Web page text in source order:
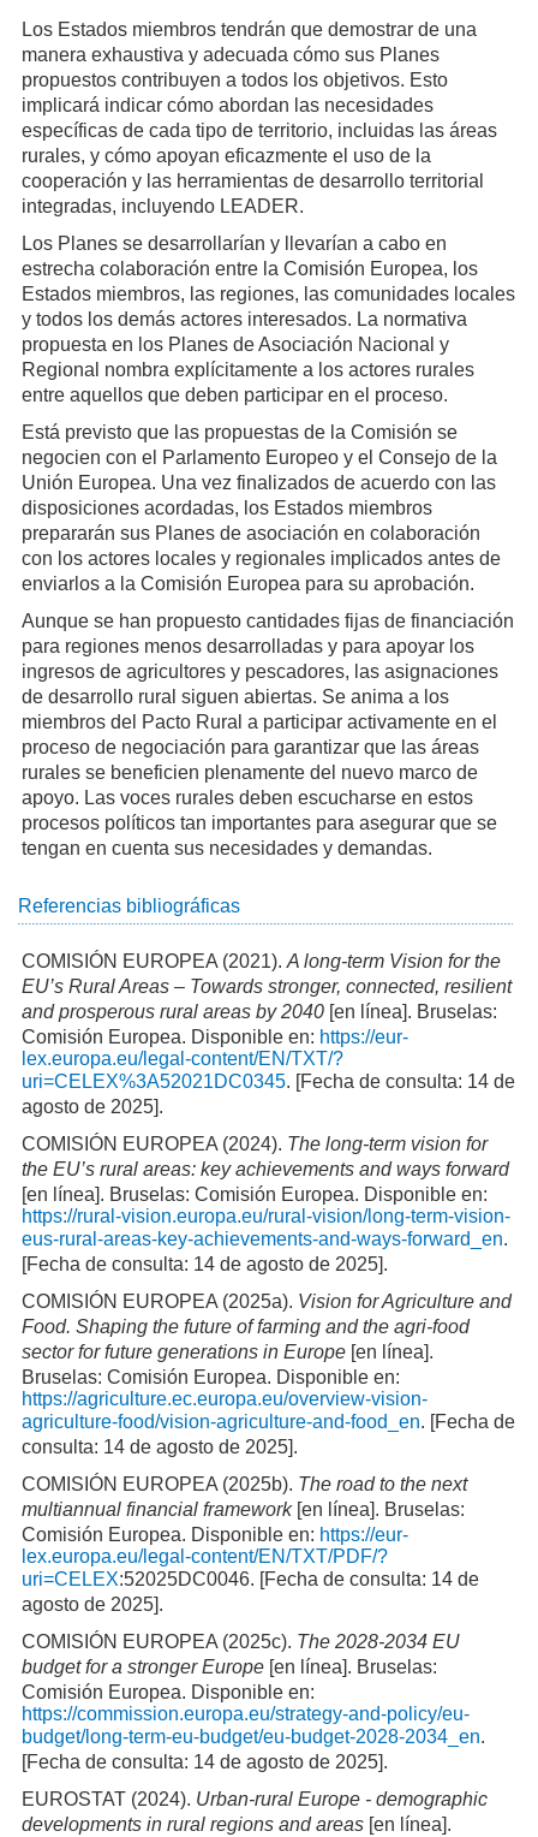
Los Estados miembros tendrán que demostrar de una
manera exhaustiva y adecuada cómo sus Planes
propuestos contribuyen a todos los objetivos. Esto
implicará indicar cómo abordan las necesidades
específicas de cada tipo de territorio, incluidas las áreas
rurales, y cómo apoyan eficazmente el uso de la
cooperación y las herramientas de desarrollo territorial
integradas, incluyendo LEADER.
Los Planes se desarrollarían y llevarían a cabo en
estrecha colaboración entre la Comisión Europea, los
Estados miembros, las regiones, las comunidades locales
y todos los demás actores interesados. La normativa
propuesta en los Planes de Asociación Nacional y
Regional nombra explícitamente a los actores rurales
entre aquellos que deben participar en el proceso.
Está previsto que las propuestas de la Comisión se
negocien con el Parlamento Europeo y el Consejo de la
Unión Europea. Una vez finalizados de acuerdo con las
disposiciones acordadas, los Estados miembros
prepararán sus Planes de asociación en colaboración
con los actores locales y regionales implicados antes de
enviarlos a la Comisión Europea para su aprobación.
Aunque se han propuesto cantidades fijas de financiación
para regiones menos desarrolladas y para apoyar los
ingresos de agricultores y pescadores, las asignaciones
de desarrollo rural siguen abiertas. Se anima a los
miembros del Pacto Rural a participar activamente en el
proceso de negociación para garantizar que las áreas
rurales se beneficien plenamente del nuevo marco de
apoyo. Las voces rurales deben escucharse en estos
procesos políticos tan importantes para asegurar que se
tengan en cuenta sus necesidades y demandas.
Referencias bibliográficas
COMISIÓN EUROPEA (2021). A long-term Vision for the
EU’s Rural Areas – Towards stronger, connected, resilient
and prosperous rural areas by 2040[en línea]. Bruselas:
Comisión Europea. Disponible en: https://eur-
lex.europa.eu/legal-content/EN/TXT/?
uri=CELEX%3A52021DC0345. [Fecha de consulta: 14 de
agosto de 2025].
COMISIÓN EUROPEA (2024). The long-term vision for
the EU’s rural areas: key achievements and ways forward
[en línea]. Bruselas: Comisión Europea. Disponible en:
https://rural-vision.europa.eu/rural-vision/long-term-vision-
eus-rural-areas-key-achievements-and-ways-forward_en.
[Fecha de consulta: 14 de agosto de 2025].
COMISIÓN EUROPEA (2025a). Vision for Agriculture and
Food. Shaping the future of farming and the agri-food
sector for future generations in Europe[en línea].
Bruselas: Comisión Europea. Disponible en:
https://agriculture.ec.europa.eu/overview-vision-
agriculture-food/vision-agriculture-and-food_en. [Fecha de
consulta: 14 de agosto de 2025].
COMISIÓN EUROPEA (2025b). The road to the next
multiannual financial framework[en línea]. Bruselas:
Comisión Europea. Disponible en: https://eur-
lex.europa.eu/legal-content/EN/TXT/PDF/?
uri=CELEX:52025DC0046. [Fecha de consulta: 14 de
agosto de 2025].
COMISIÓN EUROPEA (2025c). The 2028-2034 EU
budget for a stronger Europe[en línea]. Bruselas:
Comisión Europea. Disponible en:
https://commission.europa.eu/strategy-and-policy/eu-
budget/long-term-eu-budget/eu-budget-2028-2034_en.
[Fecha de consulta: 14 de agosto de 2025].
EUROSTAT (2024). Urban-rural Europe - demographic
developments in rural regions and areas[en línea].